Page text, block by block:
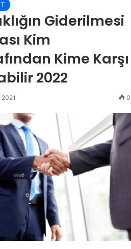
Giderilmesi
Kim
Kime Karşı
2022
0